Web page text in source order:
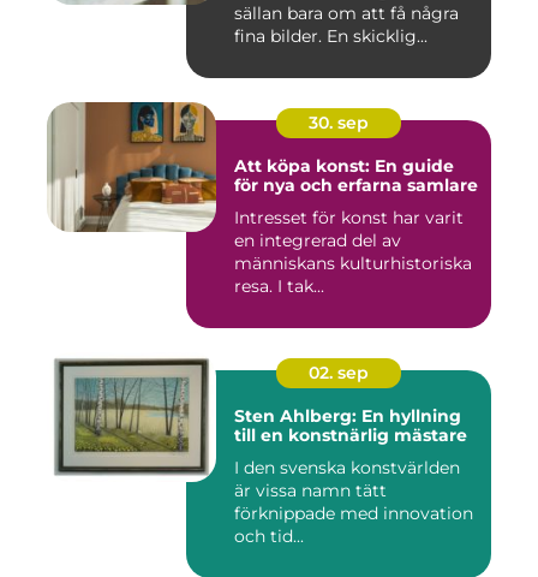
sällan bara om att få några
fina bilder. En skicklig...
30. sep
Att köpa konst: En guide
för nya och erfarna samlare
Intresset för konst har varit
en integrerad del av
människans kulturhistoriska
resa. I tak...
02. sep
Sten Ahlberg: En hyllning
till en konstnärlig mästare
I den svenska konstvärlden
är vissa namn tätt
förknippade med innovation
och tid...